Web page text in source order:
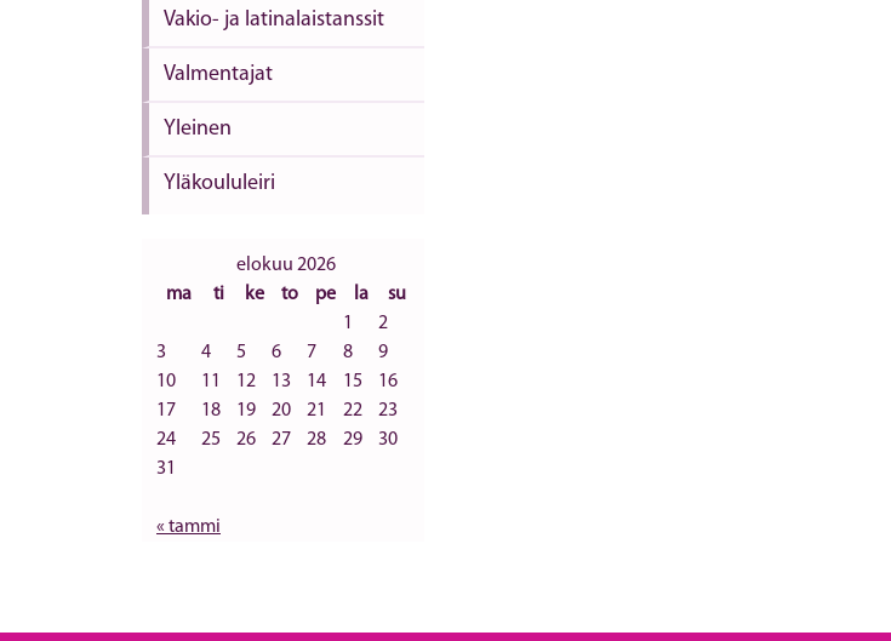
Vakio- ja latinalaistanssit
Valmentajat
Yleinen
Yläkoululeiri
elokuu 2026
ma
ti ke to pe la
su
1
2
3
4 5 6 7 8
9
10
11 12 13 14 15
16
17
18 19 20 21 22
23
24
25 26 27 28 29
30
31
« tammi